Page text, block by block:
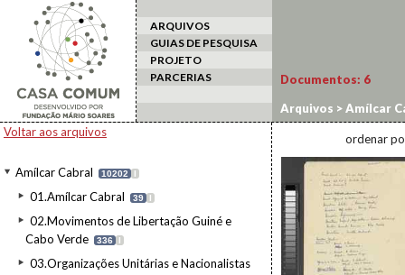
ARQUIVOS
GUIAS DE PESQUISA
PROJETO
PARCERIAS
Voltar aos arquivos
Amílcar Cabral 10202 I
01.Amílcar Cabral 39 I
02.Movimentos de Libertação Guiné e
Cabo Verde
336 I
03.Organizações Unitárias e Nacionalistas
Documentos: 6
Arquivos >Amílcar
ordenar